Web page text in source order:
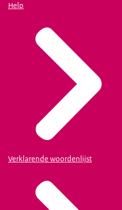
Help
Verklarende woordenlijst